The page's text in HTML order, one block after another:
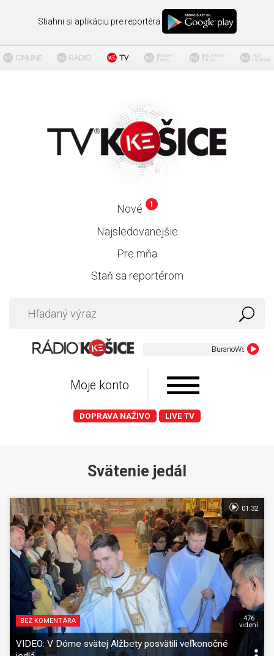
Stiahni si aplikáciu pre reportéra
Nové 1
Najsledovanejšie
Pre mňa
Staň sa reportérom
BuranoWski - Bola si
Moje konto
DOPRAVA NAŽIVO LIVE TV
Svätenie jedál
BEZ KOMENTÁRA
VIDEO: V Dóme svätej Alžbety posvätili veľkonočné
476
videní
01:32